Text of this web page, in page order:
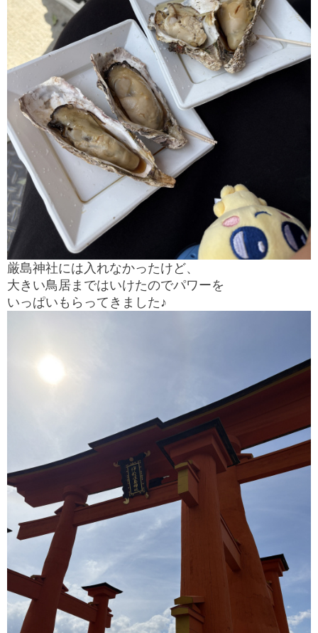
厳島神社には入れなかったけど、
大きい鳥居まではいけたのでパワーを
いっぱいもらってきました♪